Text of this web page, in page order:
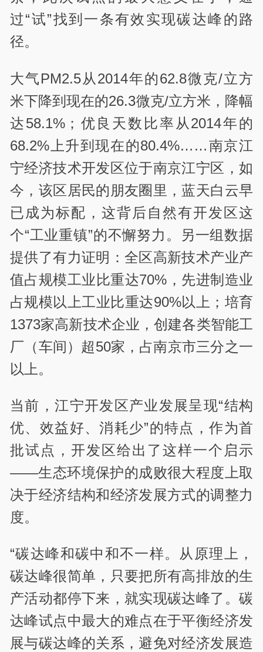
过“试”找到一条有效实现碳达峰的路
径。
大气PM2.5从2014年的62.8微克/立方
米下降到现在的26.3微克/立方米，降幅
达58.1%；优良天数比率从2014年的
68.2%上升到现在的80.4%……南京江
宁经济技术开发区位于南京江宁区，如
今，该区居民的朋友圈里，蓝天白云早
已成为标配，这背后自然有开发区这
个“工业重镇”的不懈努力。另一组数据
提供了有力证明：全区高新技术产业产
值占规模工业比重达70%，先进制造业
占规模以上工业比重达90%以上；培育
1373家高新技术企业，创建各类智能工
厂（车间）超50家，占南京市三分之一
以上。
当前，江宁开发区产业发展呈现“结构
优、效益好、消耗少”的特点，作为首
批试点，开发区给出了这样一个启示
——生态环境保护的成败很大程度上取
决于经济结构和经济发展方式的调整力
度。
“碳达峰和碳中和不一样。从原理上，
碳达峰很简单，只要把所有高排放的生
产活动都停下来，就实现碳达峰了。碳
达峰试点中最大的难点在于平衡经济发
展与碳达峰的关系，避免对经济发展造